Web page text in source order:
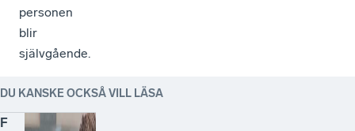
personen
blir
självgående.
DU KANSKE OCKSÅ VILL LÄSA
F